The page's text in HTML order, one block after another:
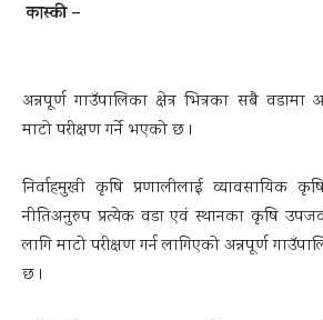
कास्की –
अन्नपूर्ण गाउँपालिका क्षेत्र भित्रका सबै वडामा
माटो परीक्षण गर्ने भएको छ ।
निर्वाहमुखी कृषि प्रणालीलाई व्यावसायिक
नीतिअनुरुप प्रत्येक वडा एवं स्थानका कृषि
लागि माटो परीक्षण गर्न लागिएको अन्नपूर्ण
छ ।